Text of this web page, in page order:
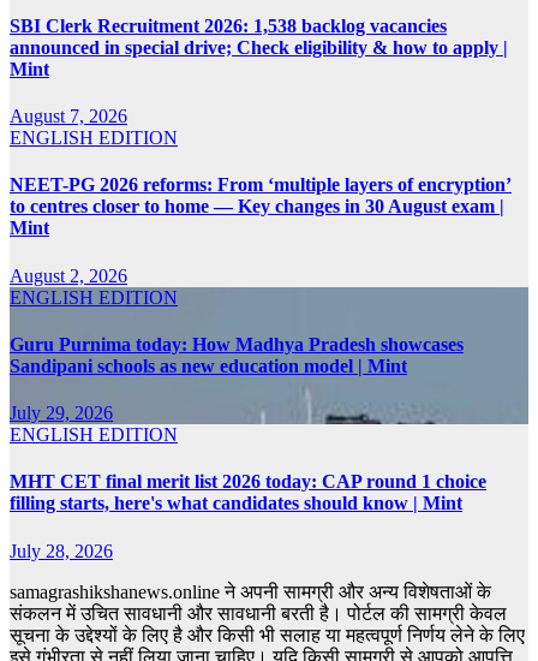
SBI Clerk Recruitment 2026: 1,538 backlog vacancies
announced in special drive; Check eligibility & how to apply |
Mint
August 7, 2026
ENGLISH EDITION
NEET-PG 2026 reforms: From ‘multiple layers of encryption’
to centres closer to home — Key changes in 30 August exam |
Mint
August 2, 2026
ENGLISH EDITION
Guru Purnima today: How Madhya Pradesh showcases
Sandipani schools as new education model | Mint
July 29, 2026
ENGLISH EDITION
MHT CET final merit list 2026 today: CAP round 1 choice
filling starts, here's what candidates should know | Mint
July 28, 2026
samagrashikshanews.online ने अपनी सामग्री और अन्य विशेषताओं के
संकलन में उचित सावधानी और सावधानी बरती है। पोर्टल की सामग्री केवल
सूचना के उद्देश्यों के लिए है और किसी भी सलाह या महत्वपूर्ण निर्णय लेने के लिए
इसे गंभीरता से नहीं लिया जाना चाहिए। यदि किसी सामग्री से आपको आपत्ति